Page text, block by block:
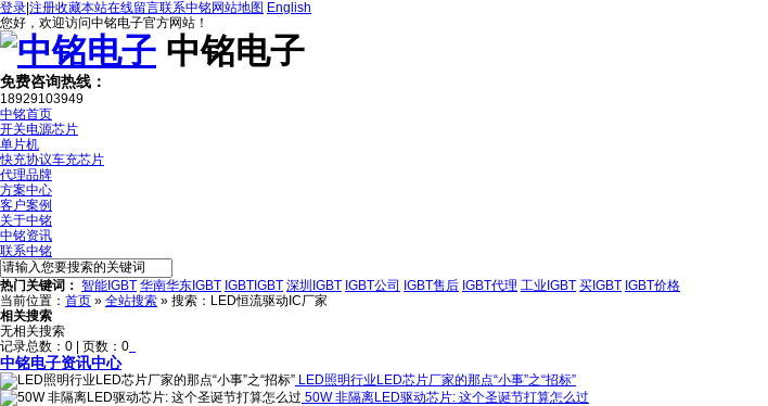
登录 注册收藏本站在线留言联系中铭 网站地图 English
您好，欢迎访问中铭电子官方网站！
中铭电子
免费咨询热线：
18929103949
中铭首页
开关电源芯片
单片机
快充协议车充芯片
代理品牌
方案中心
客户案例
关于中铭
中铭资讯
联系中铭
热门关键词： 智能IGBT 华南华东IGBT IGBTIGBT 深圳IGBT IGBT公司 IGBT售后 IGBT代理 工业IGBT 买IGBT IGBT价格
当前位置： 首页 » 全站搜索 » 搜索：LED恒流驱动IC厂家
相关搜索
无相关搜索
记录总数：0 | 页数：0
中铭电子资讯中心
LED照明行业LED芯片厂家的那点“小事”之“招标”
50W 非隔离LED驱动芯片: 这个圣诞节打算怎么过